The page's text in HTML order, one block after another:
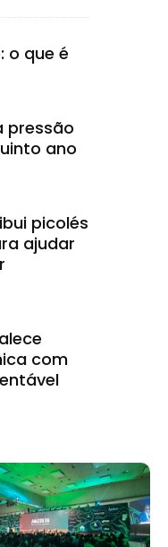
o que é
pressão
ano
picolés
ajudar
com